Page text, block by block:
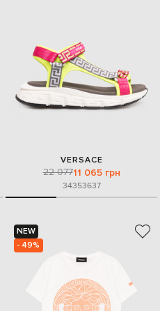
VERSACE
22 07711 065 грн
34353637
NEW
- 49%